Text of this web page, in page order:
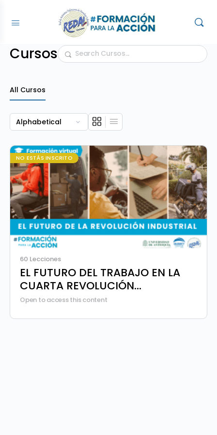
CursosSearch
All Cursos
NO ESTÁS INSCRITO
60 Lecciones
EL FUTURO DEL TRABAJO EN LA
CUARTA REVOLUCIÓN
INDUSTRIAL
Open to access this content